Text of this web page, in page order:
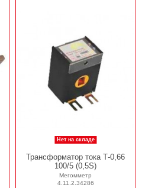
Нет на складе
Трансформатор тока Т-0,66
100/5 (0,5S)
Мегомметр
4.11.2.34286